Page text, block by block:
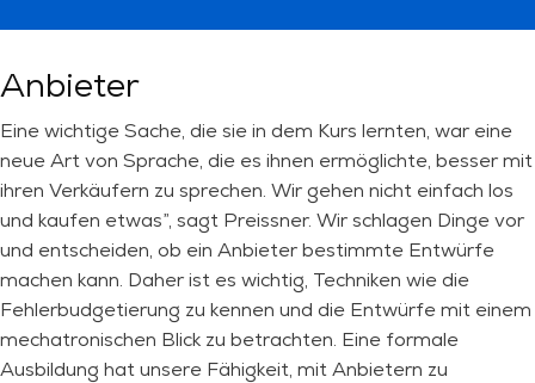
Anbieter
Eine wichtige Sache, die sie in dem Kurs lernten, war eine
neue Art von Sprache, die es ihnen ermöglichte, besser mit
ihren Verkäufern zu sprechen. Wir gehen nicht einfach los
und kaufen etwas”, sagt Preissner. Wir schlagen Dinge vor
und entscheiden, ob ein Anbieter bestimmte Entwürfe
machen kann. Daher ist es wichtig, Techniken wie die
Fehlerbudgetierung zu kennen und die Entwürfe mit einem
mechatronischen Blick zu betrachten. Eine formale
Ausbildung hat unsere Fähigkeit, mit Anbietern zu